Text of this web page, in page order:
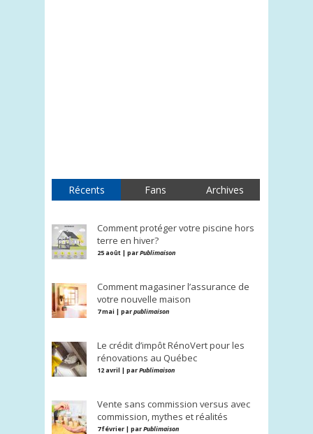
Récents Fans Archives
Comment protéger votre piscine hors
terre en hiver?
25 août | parPublimaison
Comment magasiner l’assurance de
votre nouvelle maison
7 mai | parpublimaison
Le crédit d’impôt RénoVert pour les
rénovations au Québec
12 avril | parPublimaison
Vente sans commission versus avec
commission, mythes et réalités
7 février | parPublimaison